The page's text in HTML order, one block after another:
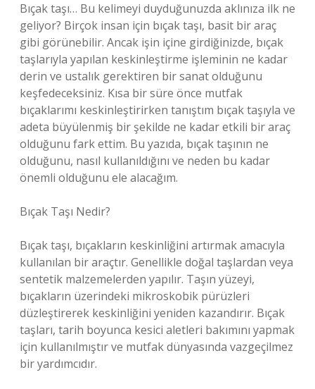
Bıçak taşı… Bu kelimeyi duyduğunuzda aklınıza ilk ne
geliyor? Birçok insan için bıçak taşı, basit bir araç
gibi görünebilir. Ancak işin içine girdiğinizde, bıçak
taşlarıyla yapılan keskinleştirme işleminin ne kadar
derin ve ustalık gerektiren bir sanat olduğunu
keşfedeceksiniz. Kısa bir süre önce mutfak
bıçaklarımı keskinleştirirken tanıştım bıçak taşıyla ve
adeta büyülenmiş bir şekilde ne kadar etkili bir araç
olduğunu fark ettim. Bu yazıda, bıçak taşının ne
olduğunu, nasıl kullanıldığını ve neden bu kadar
önemli olduğunu ele alacağım.
Bıçak Taşı Nedir?
Bıçak taşı, bıçakların keskinliğini artırmak amacıyla
kullanılan bir araçtır. Genellikle doğal taşlardan veya
sentetik malzemelerden yapılır. Taşın yüzeyi,
bıçakların üzerindeki mikroskobik pürüzleri
düzleştirerek keskinliğini yeniden kazandırır. Bıçak
taşları, tarih boyunca kesici aletleri bakımını yapmak
için kullanılmıştır ve mutfak dünyasında vazgeçilmez
bir yardımcıdır.